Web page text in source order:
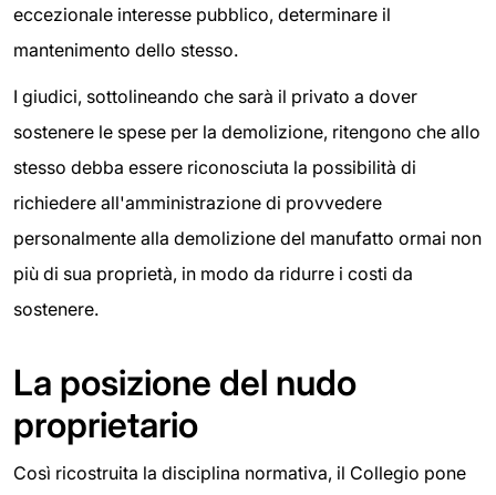
eccezionale interesse pubblico, determinare il
mantenimento dello stesso.
I giudici, sottolineando che sarà il privato a dover
sostenere le spese per la demolizione, ritengono che allo
stesso debba essere riconosciuta la possibilità di
richiedere all'amministrazione di provvedere
personalmente alla demolizione del manufatto ormai non
più di sua proprietà, in modo da ridurre i costi da
sostenere.
La posizione del nudo
proprietario
Così ricostruita la disciplina normativa, il Collegio pone